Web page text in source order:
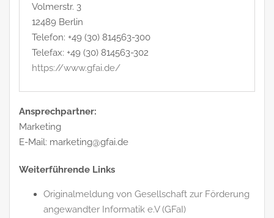
Volmerstr. 3
12489 Berlin
Telefon: +49 (30) 814563-300
Telefax: +49 (30) 814563-302
https://www.gfai.de/
Ansprechpartner:
Marketing
E-Mail: marketing@gfai.de
Weiterführende Links
Originalmeldung von Gesellschaft zur Förderung
angewandter Informatik e.V (GFaI)